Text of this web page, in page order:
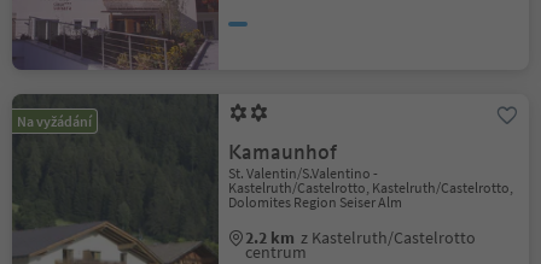
Na vyžádání
Kamaunhof
St. Valentin/S.Valentino -
Kastelruth/Castelrotto, Kastelruth/Castelrotto,
Dolomites Region Seiser Alm
2.2 km z Kastelruth/Castelrotto
centrum